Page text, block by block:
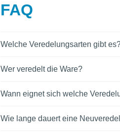
FAQ
Welche Veredelungsarten gibt
Wer veredelt die Ware?
Wann eignet sich welche
Wie lange dauert eine